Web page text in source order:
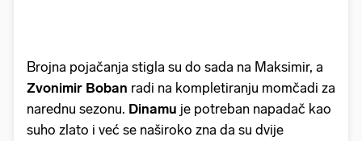
Brojna pojačanja stigla su do sada na Maksimir, a
Zvonimir Boban radi na kompletiranju momčadi za
narednu sezonu. Dinamu je potreban napadač kao
suho zlato i već se naširoko zna da su dvije